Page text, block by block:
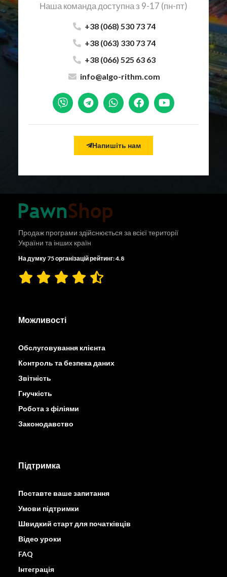
Наша команда доступна з 9-17 (пн-пт)
+38 (068) 530 73 74
+38 (063) 330 73 74
+38 (066) 525 63 63
info@algo-rithm.com
Напишіть нам
Продаж програми здійснюється за всієї території
України та інших країн
На думку 75 організацій рейтинг: 4.8
Можливості
Обслуговування клієнта
Контроль та безпека даних
Звітність
Гнучкість
Робота з філіями
Законодавство
Підтримка
Поставте ваше запитання
Умови підтримки
Швидкий старт для початківців
Відео уроки
FAQ
Інтеграція